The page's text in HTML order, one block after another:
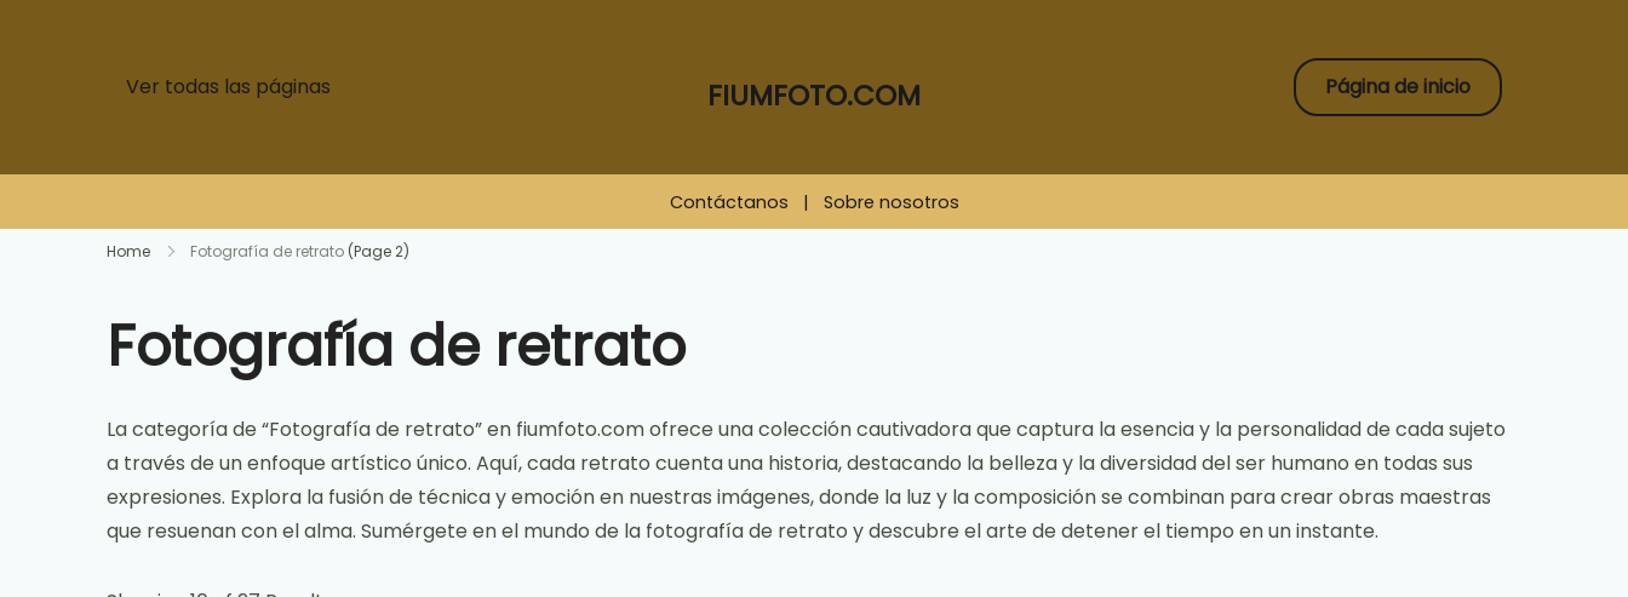
Ver todas las páginas FIUMFOTO.COM Página de inicio
Contáctanos | Sobre nosotros
Home Fotografía de retrato (Page 2)
Fotografía de retrato
La categoría de “Fotografía de retrato” en fiumfoto.com ofrece una colección cautivadora que captura la esencia y la personalidad de cada sujeto
a través de un enfoque artístico único. Aquí, cada retrato cuenta una historia, destacando la belleza y la diversidad del ser humano en todas sus
expresiones. Explora la fusión de técnica y emoción en nuestras imágenes, donde la luz y la composición se combinan para crear obras maestras
que resuenan con el alma. Sumérgete en el mundo de la fotografía de retrato y descubre el arte de detener el tiempo en un instante.